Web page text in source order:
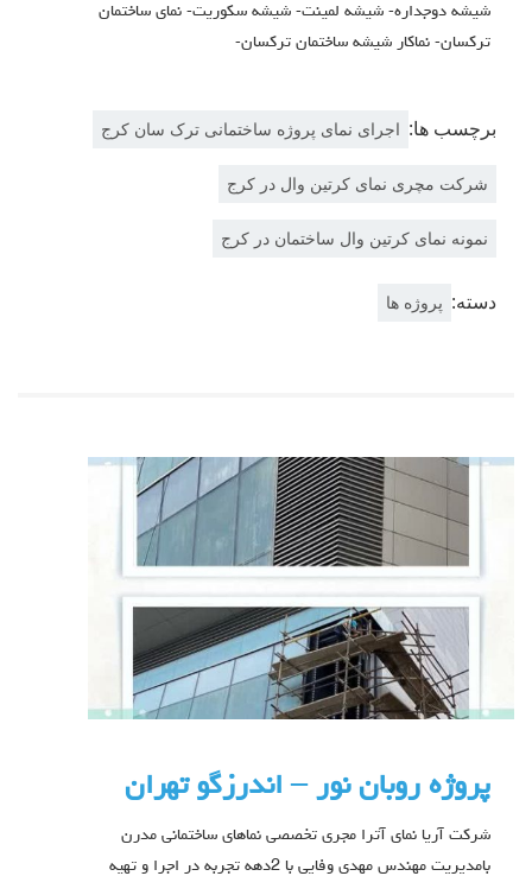
شيشه دوجداره- شيشه لمينت- شيشه سكوريت- نماي ساختمان
تركسان- نماكار شيشه ساختمان تركسان-
برچسب ها: اجرای نمای پروژه ساختمانی ترک سان کرج
شرکت مچری نمای کرتین وال در کرج
نمونه نمای کرتین وال ساختمان در کرج
دسته: پروژه ها
پروژه روبان نور – اندرزگو تهران
شرکت آریا نمای آترا مجری تخصصی نماهای ساختمانی مدرن
بامدیریت مهندس مهدی وفایی با 2دهه تجربه در اجرا و تهیه